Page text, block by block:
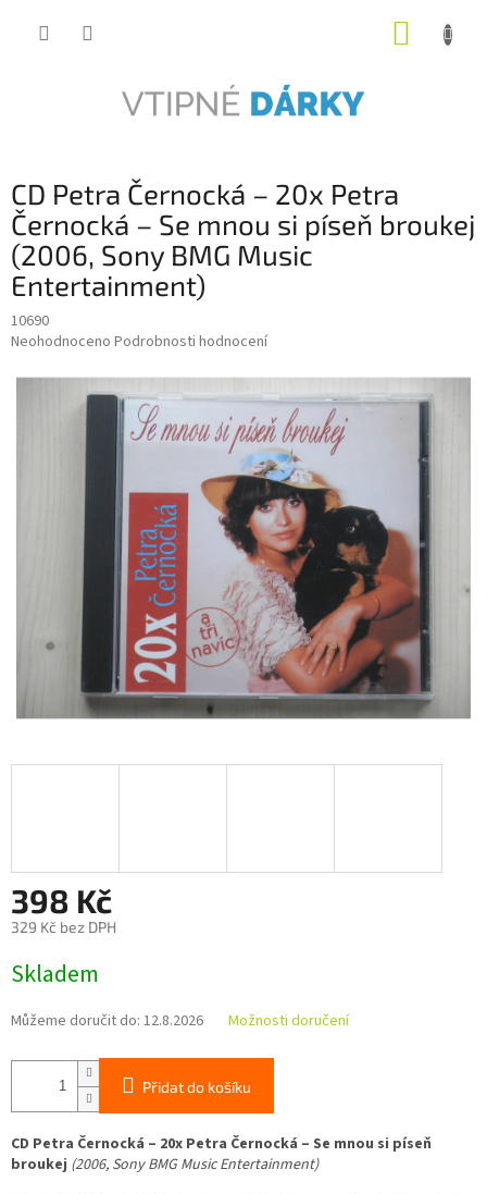
CD Petra Černocká – 20x Petra
Černocká – Se mnou si píseň broukej
(2006, Sony BMG Music
Entertainment)
10690
Průměrné
produktu
Neohodnoceno Podrobnosti hodnocení
398 Kč
329 Kč bez DPH
cena:
Skladem
Můžeme doručit do: 12.8.2026 Možnosti doručení
Přidat do košíku
CD Petra Černocká – 20x Petra Černocká – Se mnou si píseň
broukej (2006, Sony BMG Music Entertainment)